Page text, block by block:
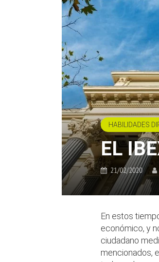
HABILIDADES
EL
21/02/2020
En estos
económico, y
ciudadano
mencionados,